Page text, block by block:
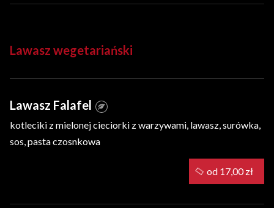
Lawasz wegetariański
Lawasz Falafel
kotleciki z mielonej cieciorki z warzywami, lawasz, surówka,
sos, pasta czosnkowa